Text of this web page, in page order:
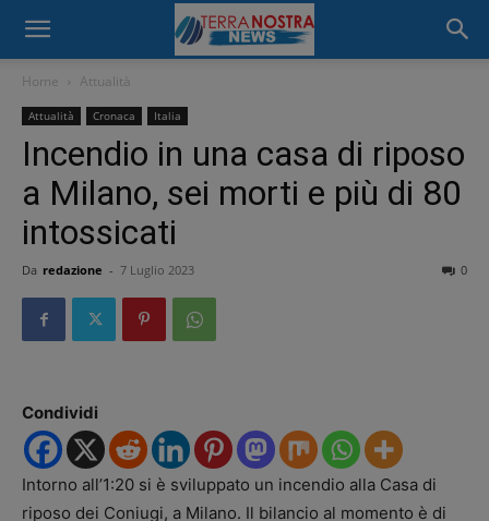
Home Attualità
Attualità Cronaca Italia
Incendio in una casa di riposo
a Milano, sei morti e più di 80
intossicati
Da redazione - 7 Luglio 2023 0
Condividi
Intorno all’1:20 si è sviluppato un incendio alla Casa di
riposo dei Coniugi, a Milano. Il bilancio al momento è di